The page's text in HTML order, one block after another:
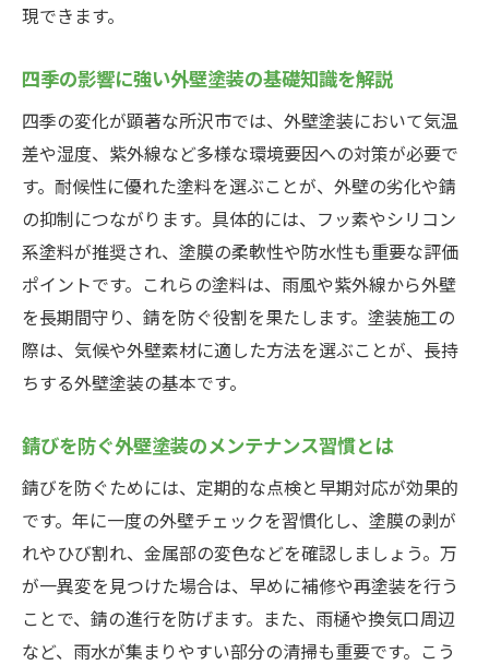
失敗しない外壁塗装のための業者選びの注
外壁塗装の色選びで錆びにくさを高めるコ
ツ
環境に配慮した外壁塗装の最新トレンドを
紹介
所沢市で叶える長持ち外壁塗装のコツ
外壁塗装の長寿命化に必要なメンテナンス
手順
外壁塗装で費用対効果を高める見積りのポ
イント
介
法
外壁塗装で満足度を上げる口コミやレビュ
ー活用術
外壁塗装のトータルコストを抑える工夫と
は
現できます。
四季の影響に強い外壁塗装の基礎知識を解説
四季の変化が顕著な所沢市では、外壁塗装において気温
差や湿度、紫外線など多様な環境要因への対策が必要で
す。耐候性に優れた塗料を選ぶことが、外壁の劣化や錆
の抑制につながります。具体的には、フッ素やシリコン
系塗料が推奨され、塗膜の柔軟性や防水性も重要な評価
ポイントです。これらの塗料は、雨風や紫外線から外壁
を長期間守り、錆を防ぐ役割を果たします。塗装施工の
際は、気候や外壁素材に適した方法を選ぶことが、長持
ちする外壁塗装の基本です。
錆びを防ぐ外壁塗装のメンテナンス習慣とは
錆びを防ぐためには、定期的な点検と早期対応が効果的
です。年に一度の外壁チェックを習慣化し、塗膜の剥が
れやひび割れ、金属部の変色などを確認しましょう。万
が一異変を見つけた場合は、早めに補修や再塗装を行う
ことで、錆の進行を防げます。また、雨樋や換気口周辺
など、雨水が集まりやすい部分の清掃も重要です。こう